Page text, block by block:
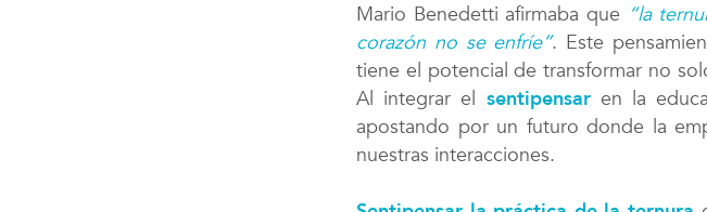
Mario Benedetti afirmaba que “la
corazón no se enfríe”. Este
tiene el potencial de transformar no
Al integrar el sentipensaren la
apostando por un futuro donde la
nuestras interacciones.